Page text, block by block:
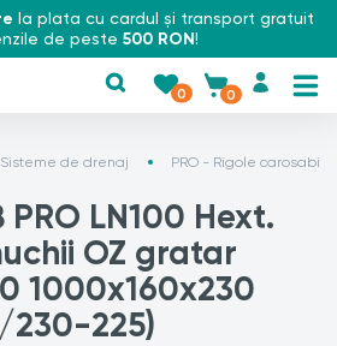
la plata cu cardul și transport gratuit
de peste 500 RON!
0 0
Sisteme de drenaj PRO - Rigole carosabile
LN100 Hext.
OZ gratar
1000x160x230
230-225)